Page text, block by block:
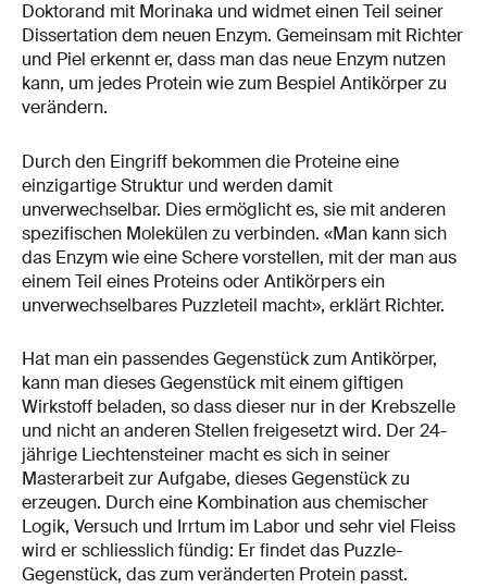
Doktorand mit Morinaka und widmet einen Teil seiner
Dissertation dem neuen Enzym. Gemeinsam mit Richter
und Piel erkennt er, dass man das neue Enzym nutzen
kann, um jedes Protein wie zum Bespiel Antikörper zu
verändern.
Durch den Eingriff bekommen die Proteine eine
einzigartige Struktur und werden damit
unverwechselbar. Dies ermöglicht es, sie mit anderen
spezifischen Molekülen zu verbinden. «Man kann sich
das Enzym wie eine Schere vorstellen, mit der man aus
einem Teil eines Proteins oder Antikörpers ein
unverwechselbares Puzzleteil macht», erklärt Richter.
Hat man ein passendes Gegenstück zum Antikörper,
kann man dieses Gegenstück mit einem giftigen
Wirkstoff beladen, so dass dieser nur in der Krebszelle
und nicht an anderen Stellen freigesetzt wird. Der 24-
jährige Liechtensteiner macht es sich in seiner
Masterarbeit zur Aufgabe, dieses Gegenstück zu
erzeugen. Durch eine Kombination aus chemischer
Logik, Versuch und Irrtum im Labor und sehr viel Fleiss
wird er schliesslich fündig: Er findet das Puzzle-
Gegenstück, das zum veränderten Protein passt.